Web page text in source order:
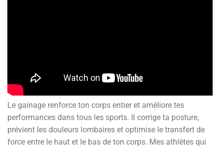
Le gainage renforce ton corps entier et améliore tes
performances dans tous les sports. Il corrige ta posture,
prévient les douleurs lombaires et optimise le transfert de
force entre le haut et le bas de ton corps. Mes athlètes qui